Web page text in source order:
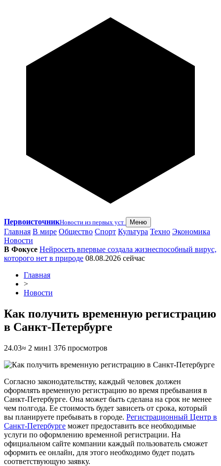
ПервоисточникНовости из первых уст Меню
Главная В мире Общество Спорт Культура Техно Экономика
Новости
В Фокусе Нейросеть впервые создала жизнеспособный вирус,
которого нет в природе 08.08.2026 сейчас
Главная
>
Новости
Как получить временную регистрацию
в Санкт-Петербурге
24.03≈ 2 мин1 376 просмотров
Согласно законодательству, каждый человек должен
оформлять временную регистрацию во время пребывания в
Санкт-Петербурге. Она может быть сделана на срок не менее
чем полгода. Ее стоимость будет зависеть от срока, который
вы планируете пребывать в городе. Регистрационный Центр в
Санкт-Петербурге может предоставить все необходимые
услуги по оформлению временной регистрации. На
официальном сайте компании каждый пользователь сможет
оформить ее онлайн, для этого необходимо будет подать
соответствующую заявку.